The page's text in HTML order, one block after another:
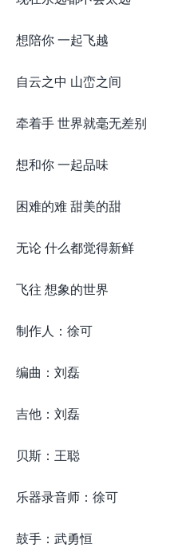
想陪你 一起飞越
自云之中 山峦之间
牵着手 世界就毫无差别
想和你 一起品味
困难的难 甜美的甜
无论 什么都觉得新鲜
飞往 想象的世界
制作人：徐可
编曲：刘磊
吉他：刘磊
贝斯：王聪
乐器录音师：徐可
鼓手：武勇恒